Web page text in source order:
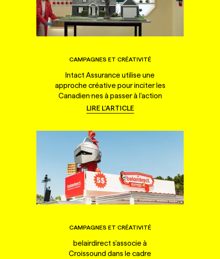
CAMPAGNES ET CRÉATIVITÉ
Intact Assurance utilise une
approche créative pour inciter les
Canadien·nes à passer à l'action
LIRE L'ARTICLE
CAMPAGNES ET CRÉATIVITÉ
belairdirect s'associe à
Croissound dans le cadre